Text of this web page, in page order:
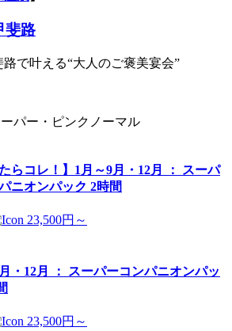
斐路
で叶える“大人のご褒美宴会”
パー・ピンク ノーマル
たらコレ！】1月～9月・12月 ： スーパ
ニオンパック 2時間
23,500円～
・12月 ： スーパーコンパニオンパッ
23,500円～